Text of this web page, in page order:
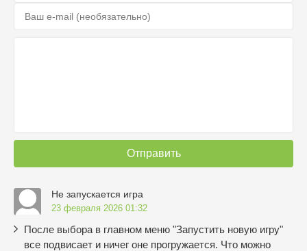
Отправить
Не запускается игра
23 февраля 2026 01:32
После выбора в главном меню "Запустить новую игру"
все подвисает и ничег оне прогружается. Что можно